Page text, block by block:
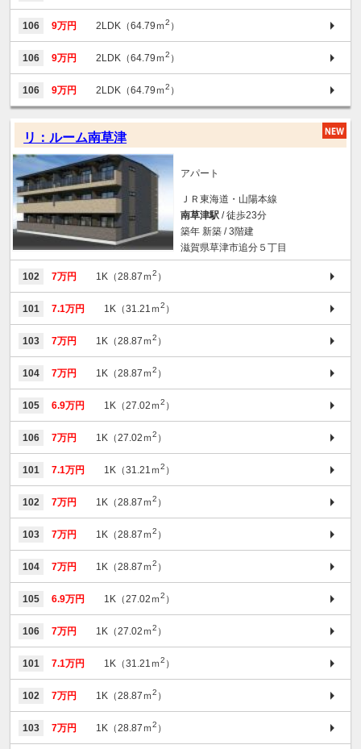
106 9万円 2LDK（64.79ｍ2 ）
106 9万円 2LDK（64.79ｍ2 ）
106 9万円 2LDK（64.79ｍ2 ）
リ：ルーム南草津
アパート
ＪＲ東海道・山陽本線
南草津駅 / 徒歩23分
築年 新築 / 3階建
滋賀県草津市追分５丁目
102 7万円 1K（28.87ｍ2 ）
101 7.1万円 1K（31.21ｍ2 ）
103 7万円 1K（28.87ｍ2 ）
104 7万円 1K（28.87ｍ2 ）
105 6.9万円 1K（27.02ｍ2 ）
106 7万円 1K（27.02ｍ2 ）
101 7.1万円 1K（31.21ｍ2 ）
102 7万円 1K（28.87ｍ2 ）
103 7万円 1K（28.87ｍ2 ）
104 7万円 1K（28.87ｍ2 ）
105 6.9万円 1K（27.02ｍ2 ）
106 7万円 1K（27.02ｍ2 ）
101 7.1万円 1K（31.21ｍ2 ）
102 7万円 1K（28.87ｍ2 ）
103 7万円 1K（28.87ｍ2 ）